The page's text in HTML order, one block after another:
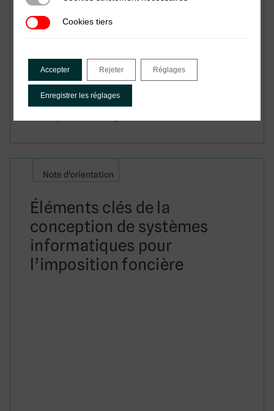
Date:juin 2026
Note d'orientation
Éléments clés de la
conception de systèmes
informatiques pour
l’imposition foncière
Cookies tiersCookies tiers
Accepter Rejeter Réglages
Enregistrer les réglages